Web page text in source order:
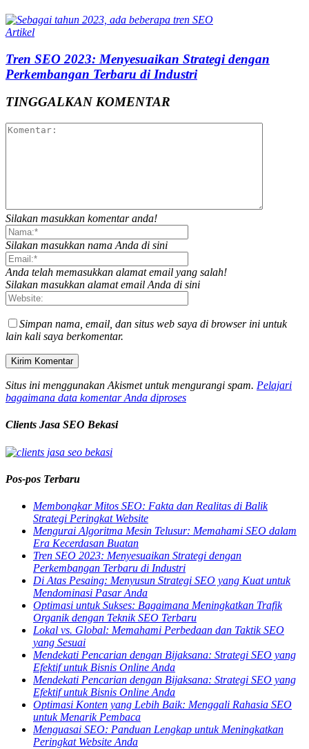
Artikel
Tren SEO 2023: Menyesuaikan Strategi dengan
Perkembangan Terbaru di Industri
TINGGALKAN KOMENTAR
Silakan masukkan komentar anda!
Silakan masukkan nama Anda di sini
Anda telah memasukkan alamat email yang salah!
Silakan masukkan alamat email Anda di sini
Simpan nama, email, dan situs web saya di browser ini untuk
lain kali saya berkomentar.
Situs ini menggunakan Akismet untuk mengurangi spam. Pelajari
bagaimana data komentar Anda diproses
Clients Jasa SEO Bekasi
Pos-pos Terbaru
Membongkar Mitos SEO: Fakta dan Realitas di Balik
Strategi Peringkat Website
Mengurai Algoritma Mesin Telusur: Memahami SEO dalam
Era Kecerdasan Buatan
Tren SEO 2023: Menyesuaikan Strategi dengan
Perkembangan Terbaru di Industri
Di Atas Pesaing: Menyusun Strategi SEO yang Kuat untuk
Mendominasi Pasar Anda
Optimasi untuk Sukses: Bagaimana Meningkatkan Trafik
Organik dengan Teknik SEO Terbaru
Lokal vs. Global: Memahami Perbedaan dan Taktik SEO
yang Sesuai
Mendekati Pencarian dengan Bijaksana: Strategi SEO yang
Efektif untuk Bisnis Online Anda
Mendekati Pencarian dengan Bijaksana: Strategi SEO yang
Efektif untuk Bisnis Online Anda
Optimasi Konten yang Lebih Baik: Menggali Rahasia SEO
untuk Menarik Pembaca
Menguasai SEO: Panduan Lengkap untuk Meningkatkan
Peringkat Website Anda